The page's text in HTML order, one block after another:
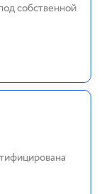
собственной